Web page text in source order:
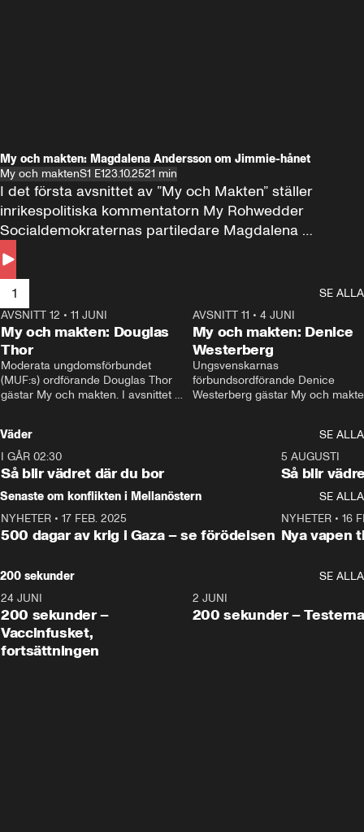
My och makten: Magdalena Andersson om Jimmie-hånet
My och maktenS1 E123.10.2521 min
I det första avsnittet av ”My och Makten” ställer
inrikespolitiska kommentatorn My Rohwedder
Socialdemokraternas partiledare Magdalena
Andersson till svars.
1
SE ALLA
AVSNITT 12 • 11 JUNI
My och makten: Douglas
Thor
Moderata ungdomsförbundet
(MUF:s) ordförande Douglas Thor
gästar My och makten. I avsnittet
AVSNITT 11 • 4 JUNI
My och makten: Denice
Westerberg
Ungsvenskarnas
förbundsordförande Denice
Westerberg gästar My och
Väder
SE ALLA
I GÅR 02:30
Så blir vädret där du bor
5 AUGUSTI
Så blir
Senaste om konflikten i Mellanöstern
SE ALLA
NYHETER • 17 FEB. 2025
500 dagar av krig i Gaza – se förödelsen
NYHETER• 16
Nya vapen
200 sekunder
SE ALLA
24 JUNI
200 sekunder –
Vaccinfusket,
fortsättningen
2 JUNI
200 sekunder – Testerna